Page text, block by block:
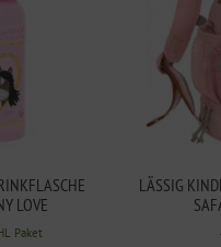
LOVE
Paket
LÄSSIG